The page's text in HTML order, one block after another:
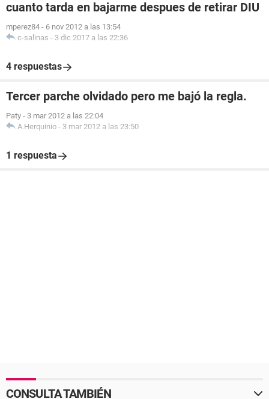
cuanto tarda en bajarme despues de retirar DIU
mperez84 - 6 nov 2012 a las 13:54
c-salinas - 3 dic 2017 a las 22:36
4 respuestas
Tercer parche olvidado pero me bajó la regla.
Paty - 3 mar 2012 a las 22:04
A.Herquinio - 3 mar 2012 a las 23:50
1 respuesta
CONSULTA TAMBIÉN